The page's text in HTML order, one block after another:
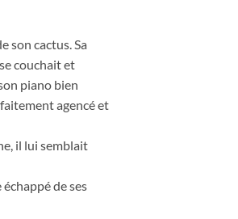
son cactus. Sa
couchait et
piano bien
agencé et
il lui semblait
de ses